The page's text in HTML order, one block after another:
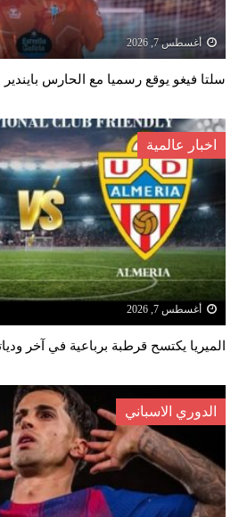
أغسطس 7, 2026
سلتا فيغو يوقع رسميا مع الحارس بايندير
اخبار عالمية
أغسطس 7, 2026
الميريا يكتسح قرطبة برباعية في آخر
الدوري الاسباني